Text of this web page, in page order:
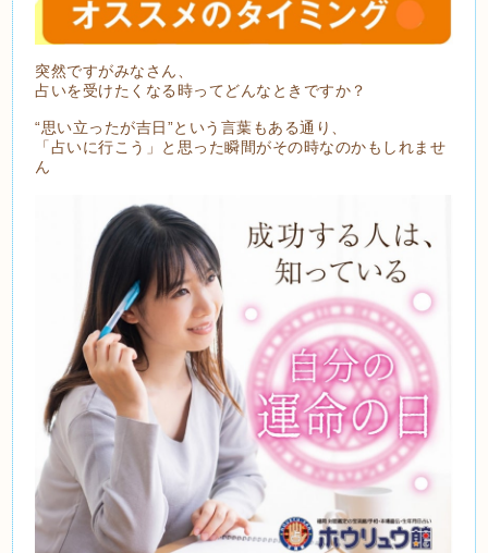
突然ですがみなさん、
占いを受けたくなる時ってどんなときですか？
“思い立ったが吉日”という言葉もある通り、
「占いに行こう」と思った瞬間がその時なのかもしれませ
ん